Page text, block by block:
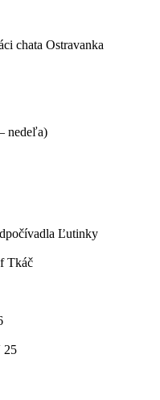
chata Ostravanka
nedeľa)
Ľutinky
Tkáč
25